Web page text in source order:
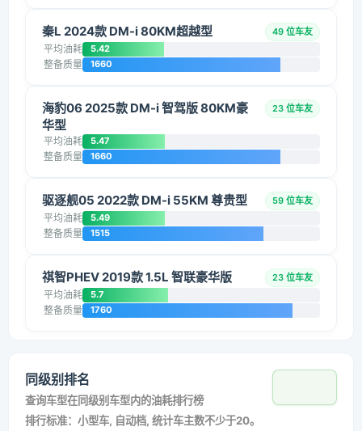
秦L 2024款 DM-i 80KM超越型 49 位车友
平均油耗 5.42
整备质量 1660
海豹06 2025款 DM-i 智驾版 80KM豪
华型
23 位车友
平均油耗 5.47
整备质量 1660
驱逐舰05 2022款 DM-i 55KM 尊贵型 59 位车友
平均油耗 5.49
整备质量 1515
祺智PHEV 2019款 1.5L 智联豪华版 23 位车友
平均油耗 5.7
整备质量 1760
同级别排名
查询车型在同级别车型内的油耗排行榜
排行标准：小型车, 自动档, 统计车主数不少于20。